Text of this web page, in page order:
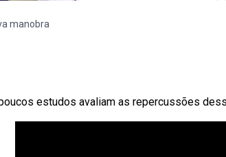
manobra
estudos avaliam as repercussões